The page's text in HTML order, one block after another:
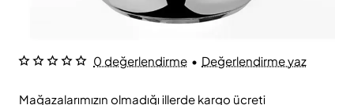
Mağazalarımızın olmadığı illerde kargo ücreti
0 değerlendirme • Değerlendirme yaz